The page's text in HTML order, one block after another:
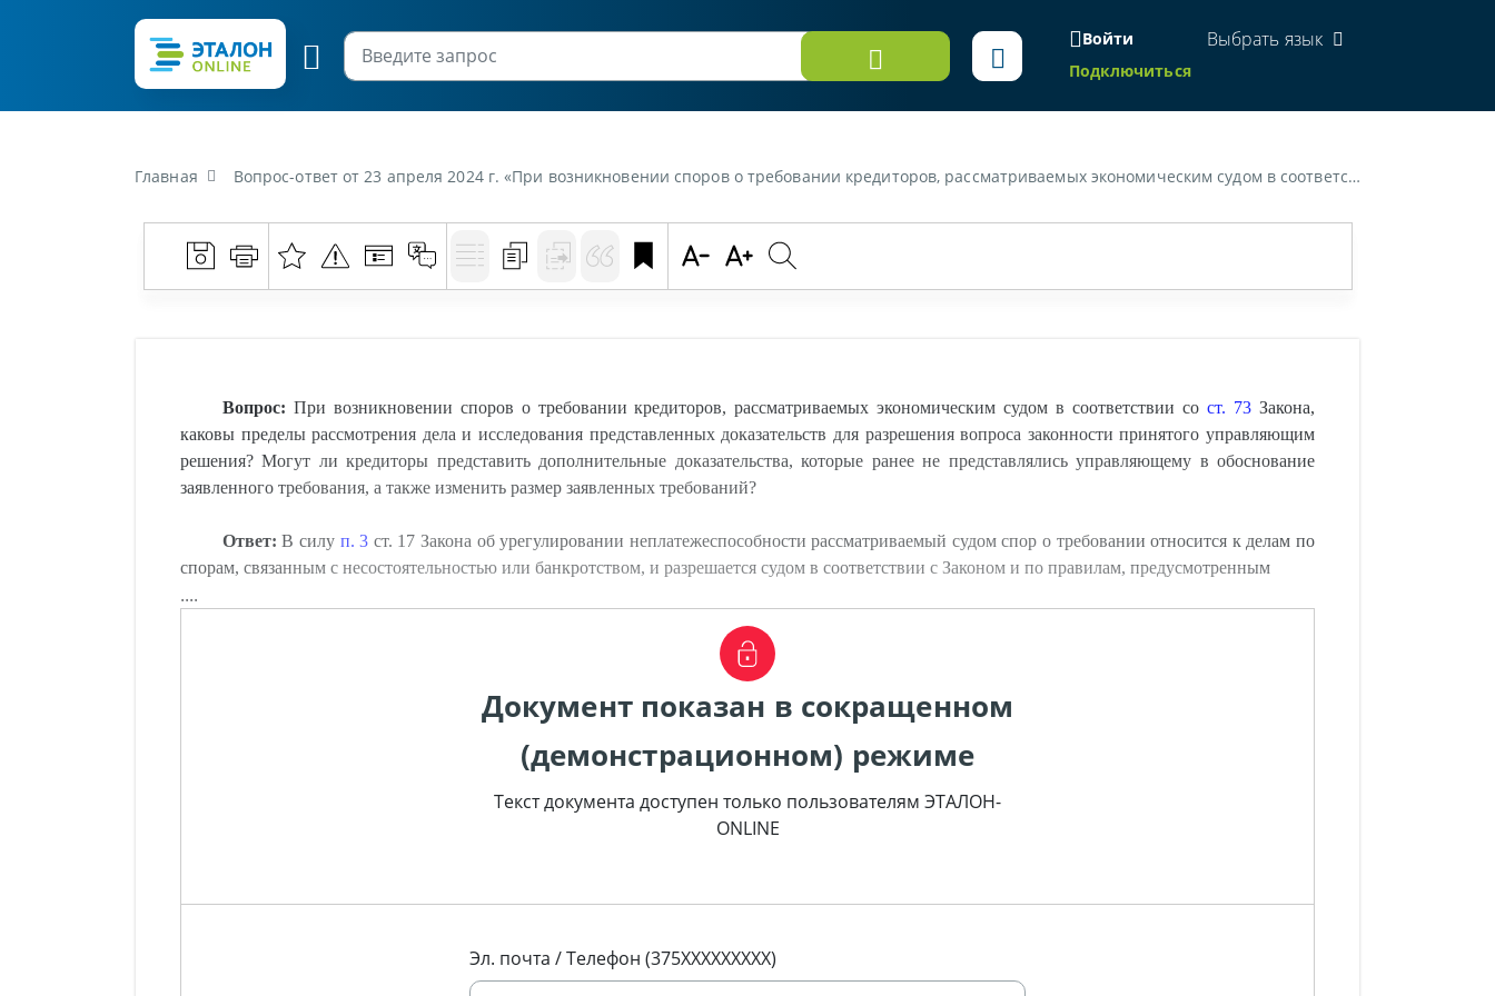
Войти
Подключиться
Выбрать язык
Главная Вопрос-ответ от 23 апреля 2024 г. «При возникновении споров о требовании кредиторов, рассматриваемых экономическим судом в соответствии со ст. 73 Закона, каковы пределы рассмотрения дела и исследования представленных доказательств для разрешения вопроса законности принятого управляющим решения? Могут ли кредиторы представить дополнительные доказательства, которые ранее не представлялись управляющему в обоснование заявленного требования, а также изменить размер заявленных требований?»
Вопрос: При возникновении споров о требовании кредиторов, рассматриваемых экономическим судом в соответствии сост. 73 Закона,
каковы пределы рассмотрения дела и исследования представленных доказательств для разрешения вопроса законности принятого управляющим
решения? Могут ли кредиторы представить дополнительные доказательства, которые ранее не представлялись управляющему в обоснование
заявленного требования, а также изменить размер заявленных требований?
Ответ: В силу п. 3 ст. 17 Закона об урегулировании неплатежеспособности рассматриваемый судом спор о требовании относится к делам по
спорам, связанным с несостоятельностью или банкротством, и разрешается судом в соответствии с Законом и по правилам, предусмотренным
....
Документ показан в сокращенном
(демонстрационном) режиме
Текст документа доступен только пользователям ЭТАЛОН-
ONLINE
Эл. почта / Телефон (375XXXXXXXXX)